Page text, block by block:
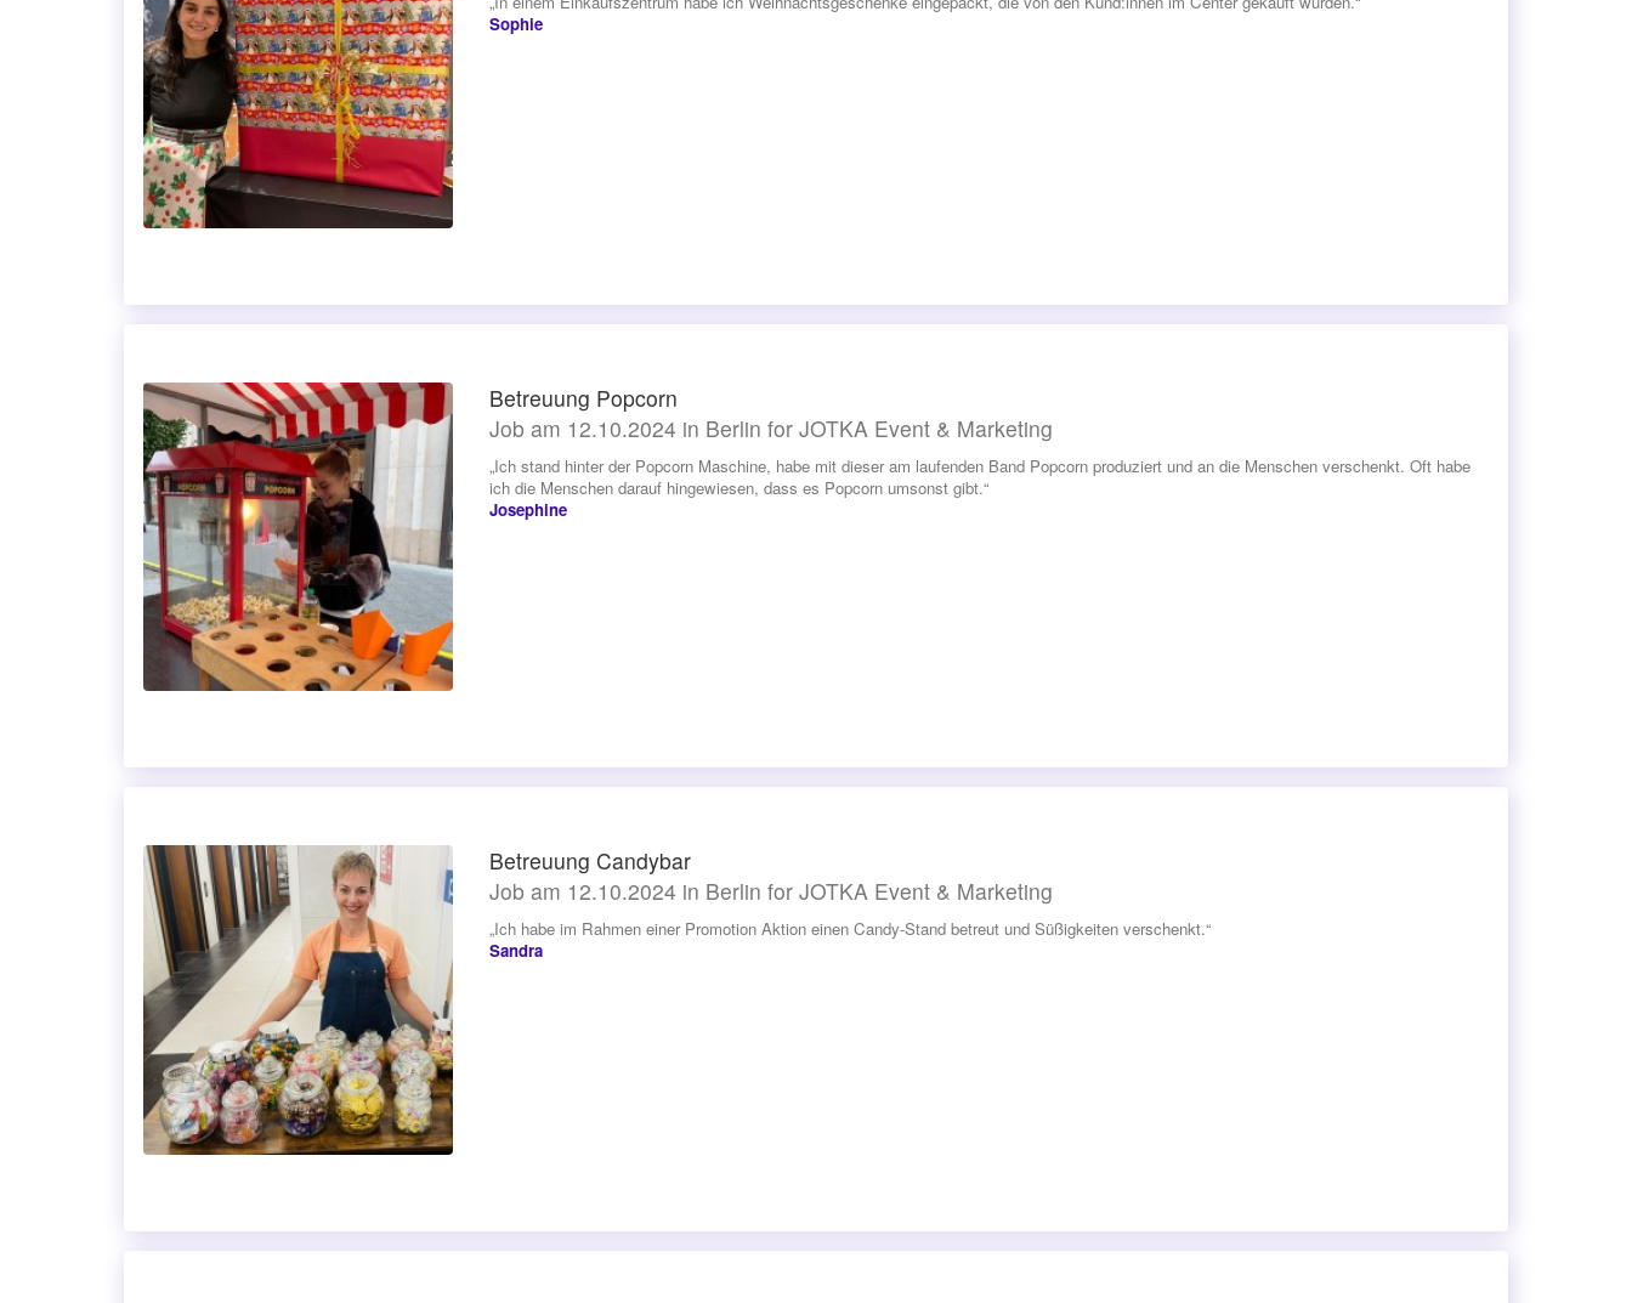
Sophie
Betreuung Popcorn
Job am 12.10.2024 in Berlin for JOTKA Event & Marketing
„Ich stand hinter der Popcorn Maschine, habe mit dieser am laufenden Band Popcorn produziert und an die Menschen verschenkt. Oft habe
ich die Menschen darauf hingewiesen, dass es Popcorn umsonst gibt.“
Josephine
Betreuung Candybar
Job am 12.10.2024 in Berlin for JOTKA Event & Marketing
„Ich habe im Rahmen einer Promotion Aktion einen Candy-Stand betreut und Süßigkeiten verschenkt.“
Sandra